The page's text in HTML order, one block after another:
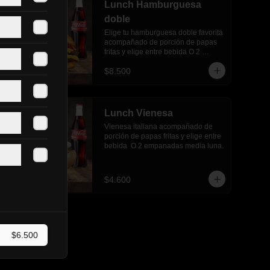
Lunch Hamburguesa
doble
Elige tu hamburguesa doble favorita
acompañado de porción de papas
fritas y elige entre bebida O 2
$8.500
Lunch Vienesa
Vienesa italiana acompañado de
porción de papas fritas y elige entre
bebida  O 2 empanadas media luna.
$4.600
$6.500